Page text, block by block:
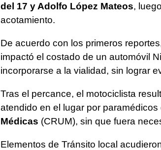
del 17 y Adolfo López Mateos,
acotamiento.
De acuerdo con los primeros
impactó el costado de un automóvil
incorporarse a la vialidad, sin lograr
Tras el percance, el motociclista
atendido en el lugar por paramédicos
Médicas (CRUM), sin que fuera
Elementos de Tránsito local